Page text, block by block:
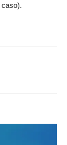
caso).